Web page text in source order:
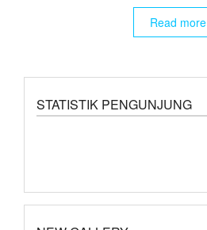
Read more
STATISTIK PENGUNJUNG